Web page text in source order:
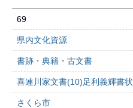
69
県内文化資源
書跡・典籍・古文書
喜連川家文書(10)足利義輝書状
さくら市